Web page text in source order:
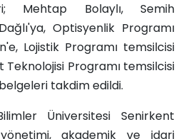
Mehtap Bolaylı, Semih
Optisyenlik Programı
Lojistik Programı temsilcisi
Teknolojisi Programı temsilcisi
takdim edildi.
Üniversitesi Senirkent
akademik ve idari